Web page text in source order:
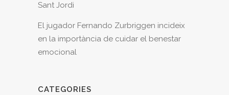
Sant Jordi
El jugador Fernando Zurbriggen incideix
en la importància de cuidar el benestar
emocional
CATEGORIES